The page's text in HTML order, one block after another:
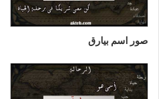
صور اسم بيارق